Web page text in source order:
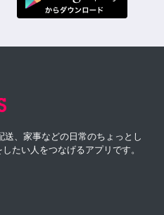
、家事などの日常のちょっとし
たい人をつなげるアプリです。